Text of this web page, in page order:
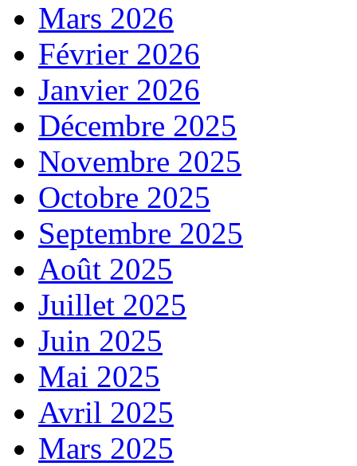
Mars 2026
Février 2026
Janvier 2026
Décembre 2025
Novembre 2025
Octobre 2025
Septembre 2025
Août 2025
Juillet 2025
Juin 2025
Mai 2025
Avril 2025
Mars 2025